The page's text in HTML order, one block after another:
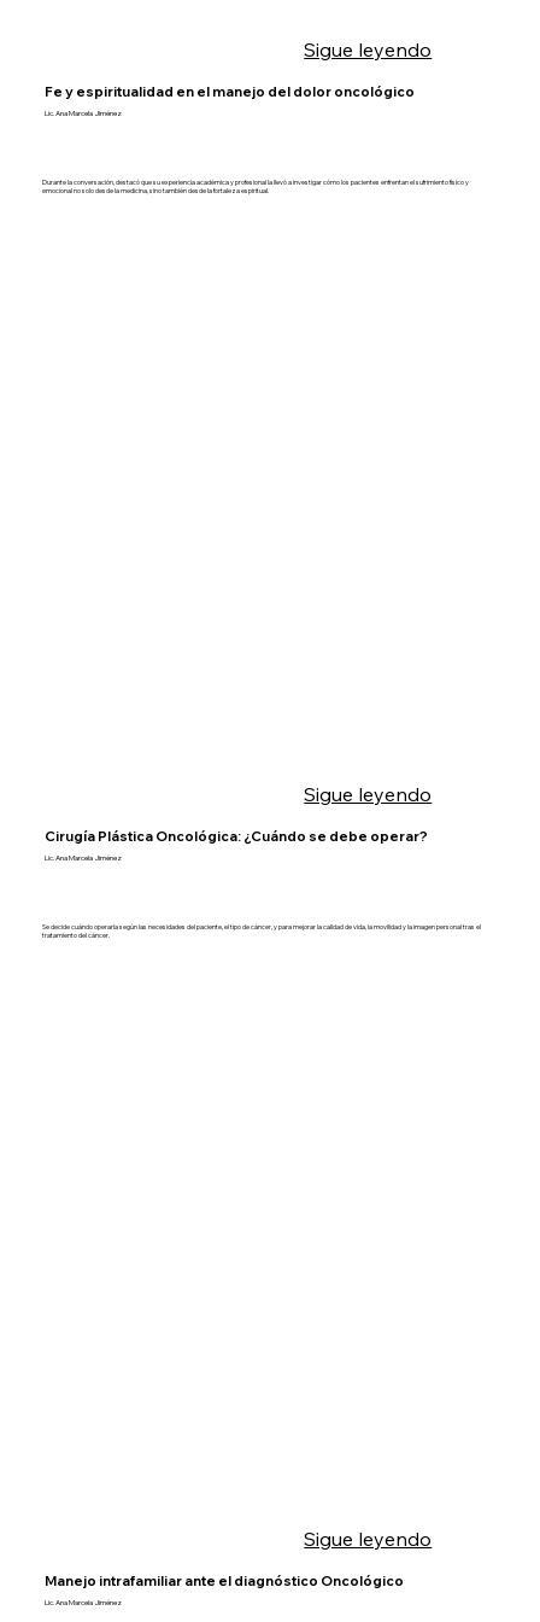
Sigue leyendo
Fe y espiritualidad en el manejo del dolor oncológico
Lic. Ana Marcela Jiménez
Durante la conversación, destacó que su experiencia académica y profesional la llevó a investigar cómo los pacientes enfrentan el sufrimiento físico y
emocional no solo desde la medicina, sino también desde la fortaleza espiritual.
Sigue leyendo
Cirugía Plástica Oncológica: ¿Cuándo se debe operar?
Lic. Ana Marcela Jiménez
Se decide cuándo operarla según las necesidades del paciente, el tipo de cáncer, y para mejorar la calidad de vida, la movilidad y la imagen personal tras el
tratamiento del cáncer.
Sigue leyendo
Manejo intrafamiliar ante el diagnóstico Oncológico
Lic. Ana Marcela Jiménez